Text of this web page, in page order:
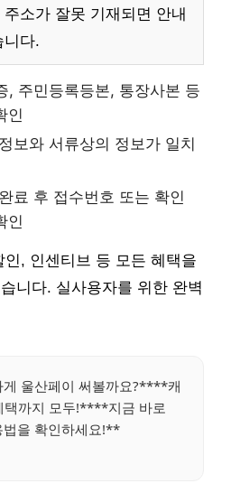
소가 잘못 기재되면 안내
니다.
, 주민등록등본, 통장사본 등
인
보와 서류상의 정보가 일치
료 후 접수번호 또는 확인
인
, 인센티브 등 모든 혜택을
니다. 실사용자를 위한 완벽
울산페이 써볼까요?****캐
택까지 모두!****지금 바로
법을 확인하세요!**